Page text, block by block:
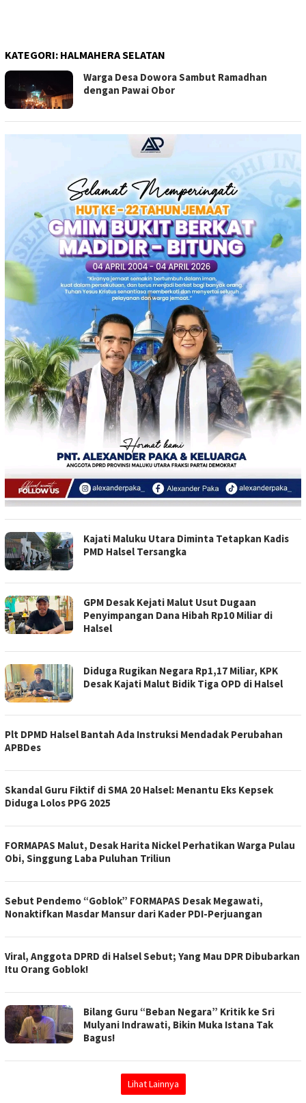
KATEGORI: HALMAHERA SELATAN
Warga Desa Dowora Sambut Ramadhan
dengan Pawai Obor
Kajati Maluku Utara Diminta Tetapkan Kadis
PMD Halsel Tersangka
GPM Desak Kejati Malut Usut Dugaan
Penyimpangan Dana Hibah Rp10 Miliar di
Halsel
Diduga Rugikan Negara Rp1,17 Miliar, KPK
Desak Kajati Malut Bidik Tiga OPD di Halsel
Plt DPMD Halsel Bantah Ada Instruksi Mendadak Perubahan
APBDes
Skandal Guru Fiktif di SMA 20 Halsel: Menantu Eks Kepsek
Diduga Lolos PPG 2025
FORMAPAS Malut, Desak Harita Nickel Perhatikan Warga Pulau
Obi, Singgung Laba Puluhan Triliun
Sebut Pendemo “Goblok” FORMAPAS Desak Megawati,
Nonaktifkan Masdar Mansur dari Kader PDI-Perjuangan
Viral, Anggota DPRD di Halsel Sebut; Yang Mau DPR Dibubarkan
Itu Orang Goblok!
Bilang Guru “Beban Negara” Kritik ke Sri
Mulyani Indrawati, Bikin Muka Istana Tak
Bagus!
Lihat Lainnya